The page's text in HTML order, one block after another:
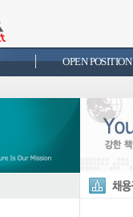
OPEN POSITION